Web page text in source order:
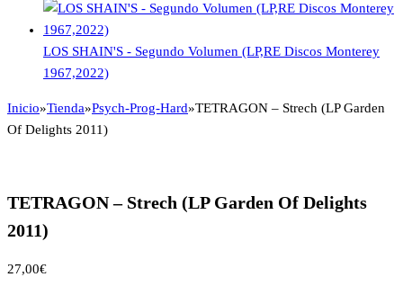
LOS SHAIN'S - Segundo Volumen (LP,RE Discos Monterey
1967,2022)
Inicio»Tienda»Psych-Prog-Hard»TETRAGON – Strech (LP Garden
Of Delights 2011)
TETRAGON – Strech (LP Garden Of Delights
2011)
27,00€